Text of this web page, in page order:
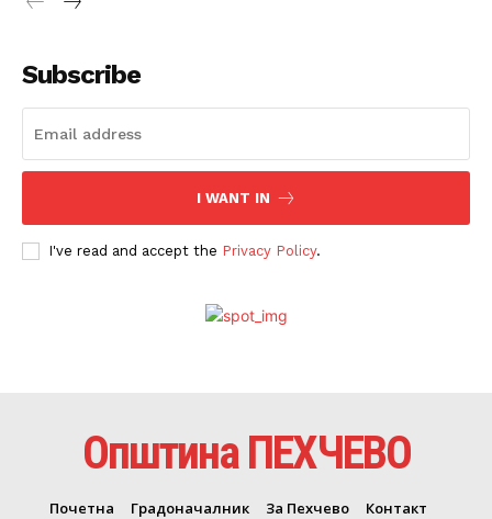
Subscribe
I WANT IN
I've read and accept the Privacy Policy.
Општина ПЕХЧЕВО
Почетна Градоначалник За Пехчево
Контакт